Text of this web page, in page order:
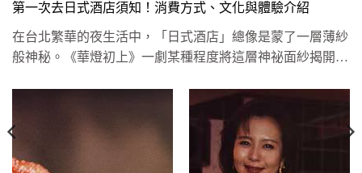
第一次去日式酒店須知！消費方式、文化與體驗介紹
在台北繁華的夜生活中，「日式酒店」總像是蒙了一層薄紗
般神秘。《華燈初上》一劇某種程度將這層神祕面紗揭開了